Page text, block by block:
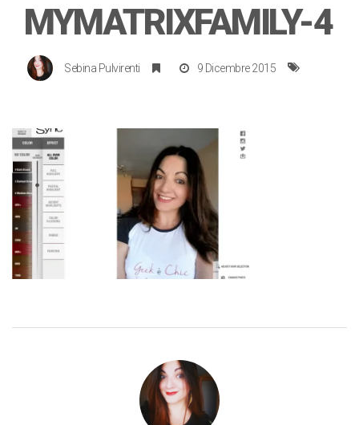
MYMATRIXFAMILY-4
Sebina Pulvirenti 9 Dicembre 2015